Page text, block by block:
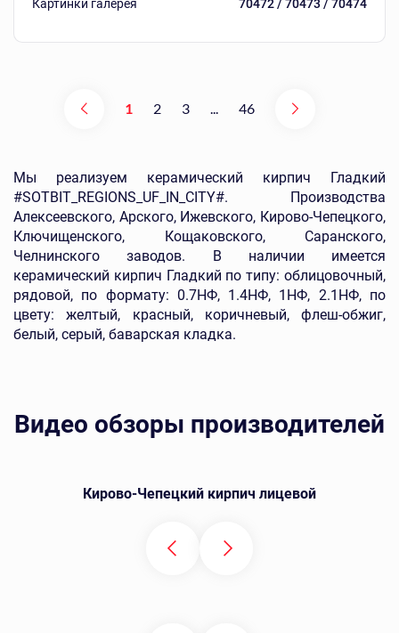
Картинки галерея
70472 / 70473 / 70474
1 2 3 ... 46
Мы реализуем керамический кирпич Гладкий
#SOTBIT_REGIONS_UF_IN_CITY#. Производства
Алексеевского, Арского, Ижевского, Кирово-Чепецкого,
Ключищенского, Кощаковского, Саранского,
Челнинского заводов. В наличии имеется
керамический кирпич Гладкий по типу: облицовочный,
рядовой, по формату: 0.7НФ, 1.4НФ, 1НФ, 2.1НФ, по
цвету: желтый, красный, коричневый, флеш-обжиг,
белый, серый, баварская кладка.
Видео обзоры производителей
Кирово-Чепецкий кирпич лицевой